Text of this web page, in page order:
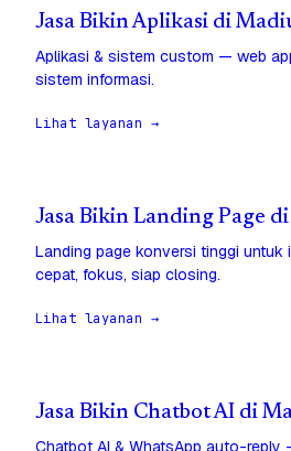
Jasa Bikin Aplikasi di
Aplikasi & sistem custom — web
sistem informasi.
Lihat layanan →
Jasa Bikin Landing Page
Landing page konversi tinggi
cepat, fokus, siap closing.
Lihat layanan →
Jasa Bikin Chatbot AI di
Chatbot AI & WhatsApp auto-reply